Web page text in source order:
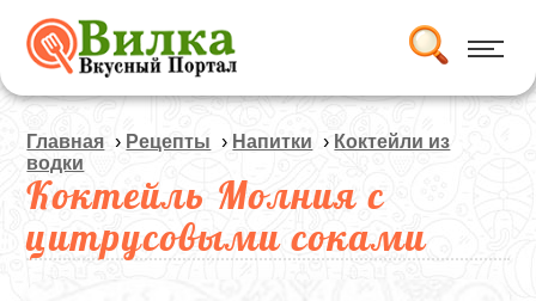
Главная › Рецепты › Напитки › Коктейли из
водки
Коктейль Молния с
цитрусовыми соками